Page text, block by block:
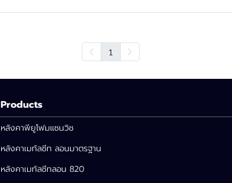
1
Products
หลังคาพียูโฟมแซนวิช
หลังคาเมทัลชีท ลอนมาตรฐาน
หลังคาเมทัลชีทลอน 820